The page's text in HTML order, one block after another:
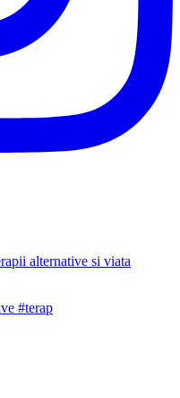
alternative si viata
#terap